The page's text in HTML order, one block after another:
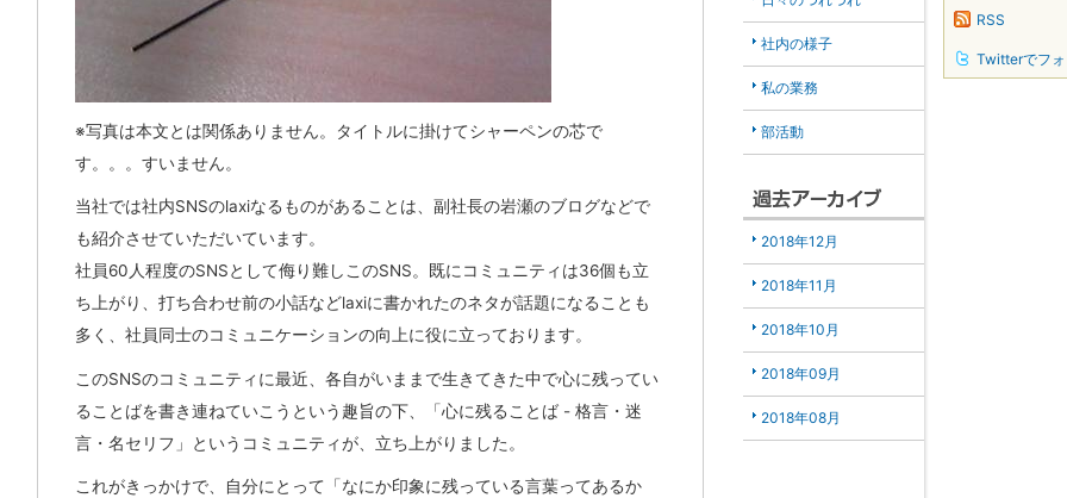
※写真は本文とは関係ありません。タイトルに掛けてシャーペンの芯で
す。。。すいません。
当社では社内SNSのlaxiなるものがあることは、副社長の岩瀬のブログなどで
も紹介させていただいています。
社員60人程度のSNSとして侮り難しこのSNS。既にコミュニティは36個も立
ち上がり、打ち合わせ前の小話などlaxiに書かれたのネタが話題になることも
多く、社員同士のコミュニケーションの向上に役に立っております。
このSNSのコミュニティに最近、各自がいままで生きてきた中で心に残ってい
ることばを書き連ねていこうという趣旨の下、「心に残ることば - 格言・迷
言・名セリフ」というコミュニティが、立ち上がりました。
これがきっかけで、自分にとって「なにか印象に残っている言葉ってあるか
社内の様子
私の業務
部活動
2018年12月
2018年11月
2018年10月
2018年09月
2018年08月
RSS
Twitterでフ